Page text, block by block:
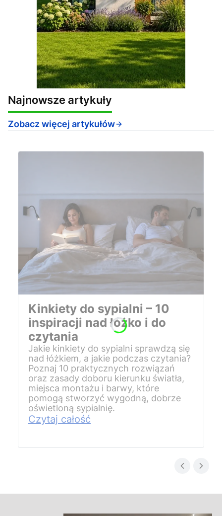
Najnowsze artykuły
Zobacz więcej artykułów
Kinkiety do sypialni – 10
inspiracji nad łóżko i do
czytania
Jakie kinkiety do sypialni sprawdzą się
nad łóżkiem, a jakie podczas czytania?
Poznaj 10 praktycznych rozwiązań
oraz zasady doboru kierunku światła,
miejsca montażu i barwy, które
pomogą stworzyć wygodną, dobrze
oświetloną sypialnię.
Czytaj całość